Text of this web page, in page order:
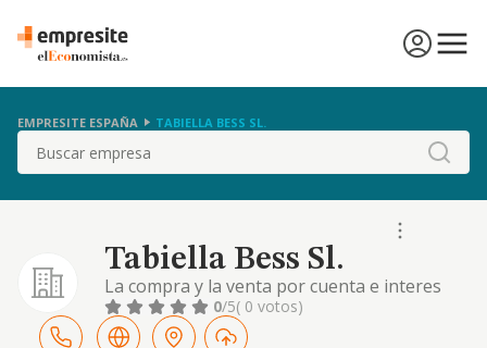
EMPRESITE ESPAÑA TABIELLA BESS SL.
Buscar
Tabiella Bess Sl.
La compra y la venta por cuenta e interes
propio, acciones, participaciones y en
general de activos y valores financieros,
0/5( 0 votos)